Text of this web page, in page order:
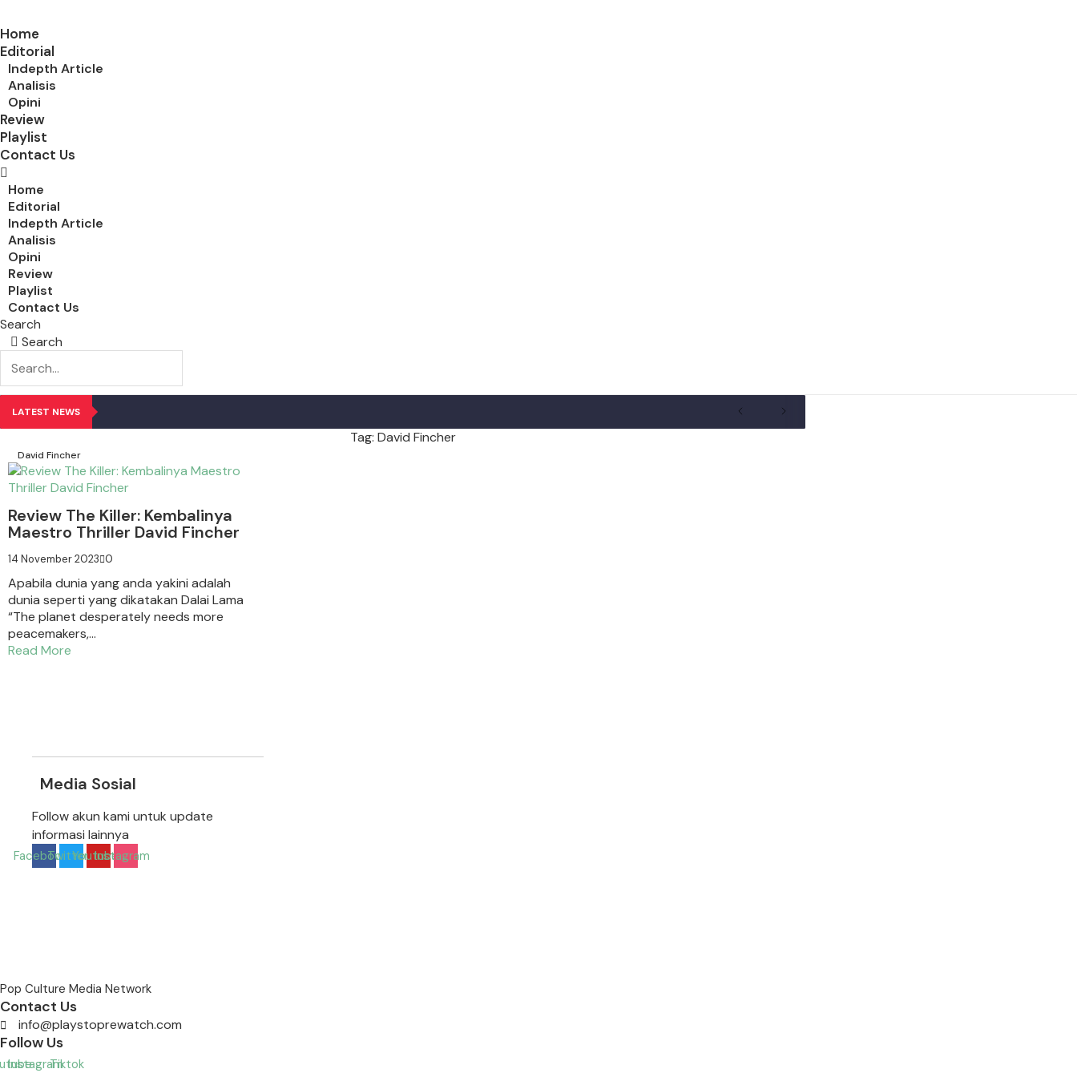
Home
Editorial
Indepth Article
Analisis
Opini
Review
Playlist
Contact Us
Home
Editorial
Indepth Article
Analisis
Opini
Review
Playlist
Contact Us
Search
Search
LATEST NEWS
Tag: David Fincher
David Fincher
Review The Killer: Kembalinya
Maestro Thriller David Fincher
14 November 2023 0
Apabila dunia yang anda yakini adalah
dunia seperti yang dikatakan Dalai Lama
“The planet desperately needs more
peacemakers,...
Read More
Media Sosial
Follow akun kami untuk update
informasi lainnya
FacebookTwitterYoutubeInstagram
Pop Culture Media Network
Contact Us
info@playstoprewatch.com
Follow Us
InstagramTiktok